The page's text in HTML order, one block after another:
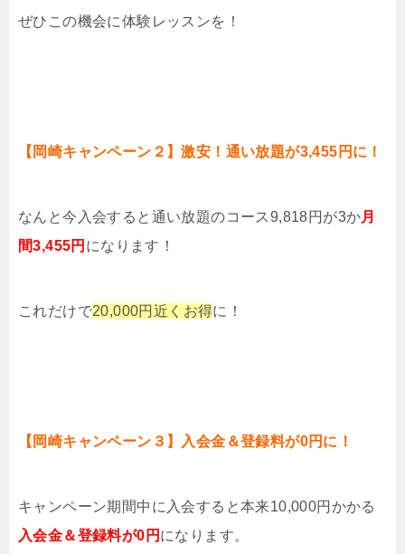
ぜひこの機会に体験レッスンを！
【岡崎キャンペーン２】激安！通い放題が3,455円に！
なんと今入会すると通い放題のコース9,818円が3か月
間3,455円 になります！
これだけで20,000円近くお得に！
【岡崎キャンペーン３】入会金＆登録料が0円に！
キャンペーン期間中に入会すると本来10,000円かかる
入会金＆登録料が0円 になります。